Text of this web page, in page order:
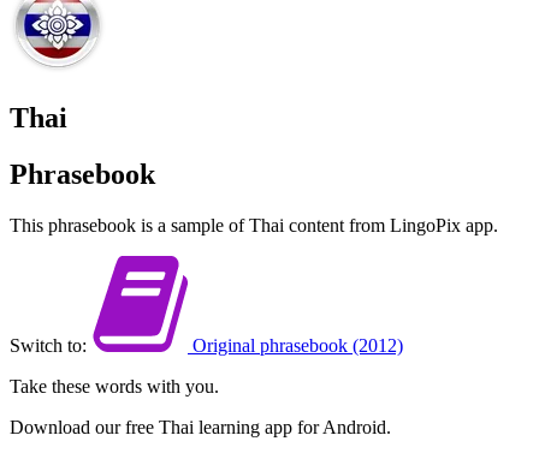
Thai
Phrasebook
This phrasebook is a sample of Thai content from LingoPix app.
Switch to:
Original phrasebook (2012)
Take these words with you.
Download our free Thai learning app for Android.